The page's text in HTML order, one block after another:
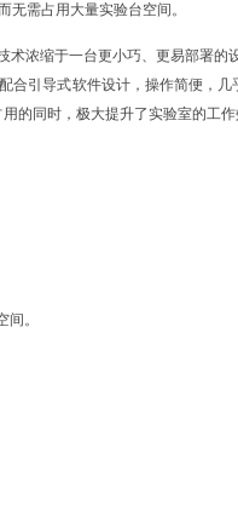
需占用大量实验台空间。
术浓缩于一台更小巧、更易部署的
引导式软件设计，操作简便，
同时，极大提升了实验室的工
。